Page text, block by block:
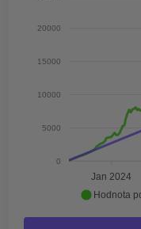
20000
15000
10000
5000
0
Jan 2024
Hodnota